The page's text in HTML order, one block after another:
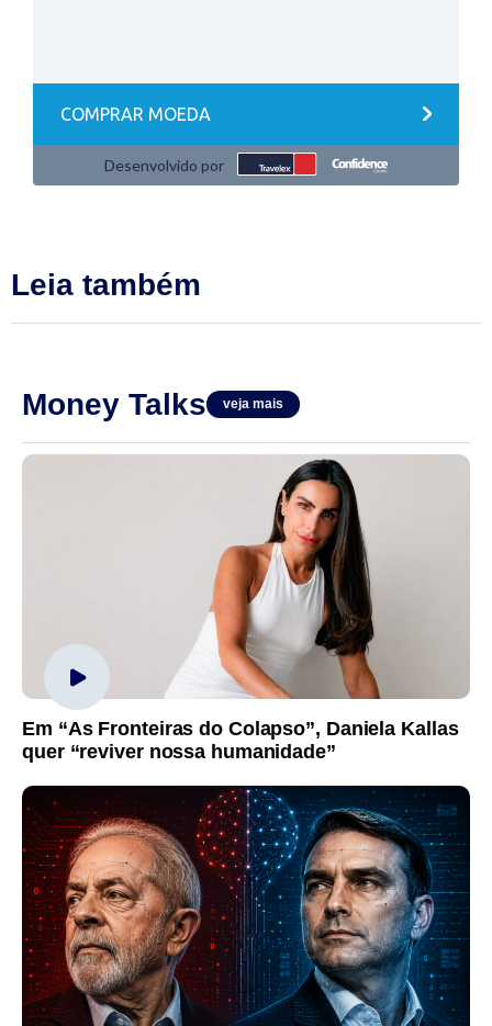
Leia também
Money Talks veja mais
Em “As Fronteiras do Colapso”, Daniela Kallas
quer “reviver nossa humanidade”